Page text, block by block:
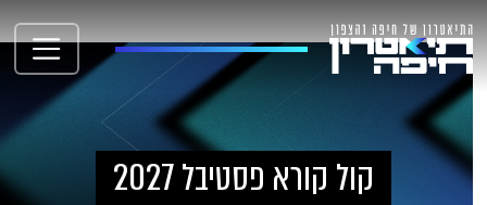
קול קורא פסטיבל 2027